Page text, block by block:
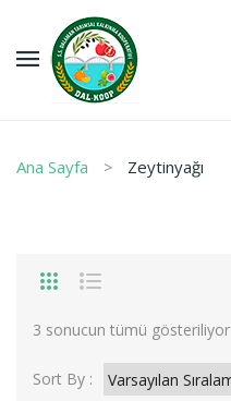
Ana Sayfa Zeytinyağı
3 sonucun tümü gösteriliyor
Sort By :